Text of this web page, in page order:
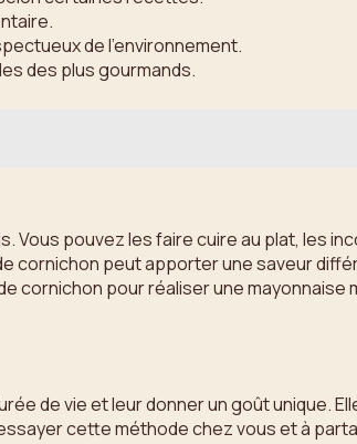
de l’environnement.
des plus gourmands.
Vous pouvez les faire cuire au plat, les
cornichon peut apporter une saveur
cornichon pour réaliser une mayonnaise
de vie et leur donner un goût unique.
cette méthode chez vous et à